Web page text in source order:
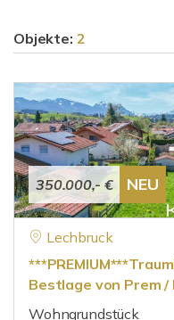
Objekte: 2
350.000,- € NEU
Lechbruck
Bestlage von Prem /
Wohngrundstück